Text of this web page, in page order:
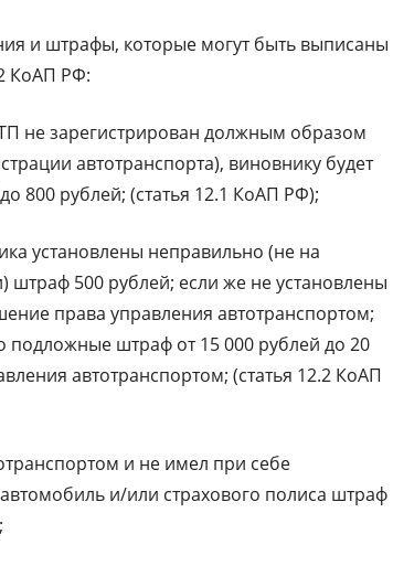
и штрафы, которые могут быть выписаны
КоАП РФ:
не зарегистрирован должным образом
автотранспорта), виновнику будет
800 рублей; (статья 12.1 КоАП РФ);
установлены неправильно (не на
500 рублей; если же не установлены
права управления автотранспортом;
подложные штраф от 15 000 рублей до 20
автотранспортом; (статья 12.2 КоАП
и не имел при себе
и/или страхового полиса штраф